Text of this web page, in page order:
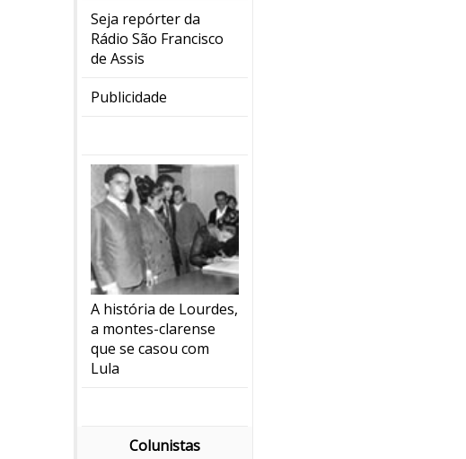
Seja repórter da
Rádio São Francisco
de Assis
Publicidade
A história de Lourdes,
a montes-clarense
que se casou com
Lula
Colunistas